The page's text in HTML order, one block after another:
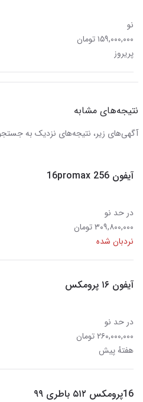
نو
۱۵۹,۰۰۰,۰۰۰ تومان
پریروز
نتیجه‌های مشابه
آگهی‌های زیر، نتیجه‌های نزدیک به
آیفون 16promax 256
در حد نو
۳۰۹,۸۰۰,۰۰۰ تومان
نردبان شده
آیفون ۱۶ پرومکس
در حد نو
۲۶۰,۰۰۰,۰۰۰ تومان
هفتهٔ پیش
16پرومکس ۵۱۲ باطری ۹۹